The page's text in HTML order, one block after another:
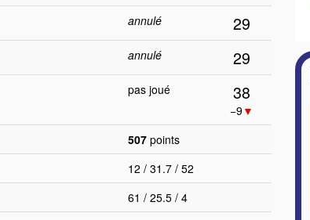
annulé 29
annulé 29
pas joué 38
−9▼
507 points
12 / 31.7 / 52
61 / 25.5 / 4